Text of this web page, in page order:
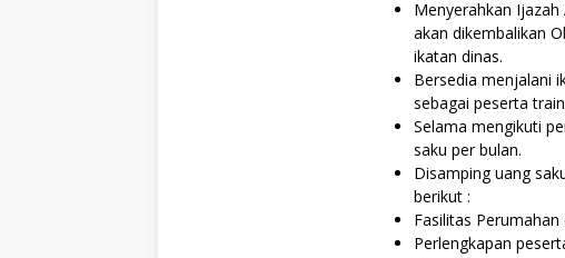
Menyerahkan Ijazah
akan dikembalikan
ikatan dinas.
Bersedia menjalani
sebagai peserta
Selama mengikuti
saku per bulan.
Disamping uang
berikut :
Fasilitas
Perlengkapan